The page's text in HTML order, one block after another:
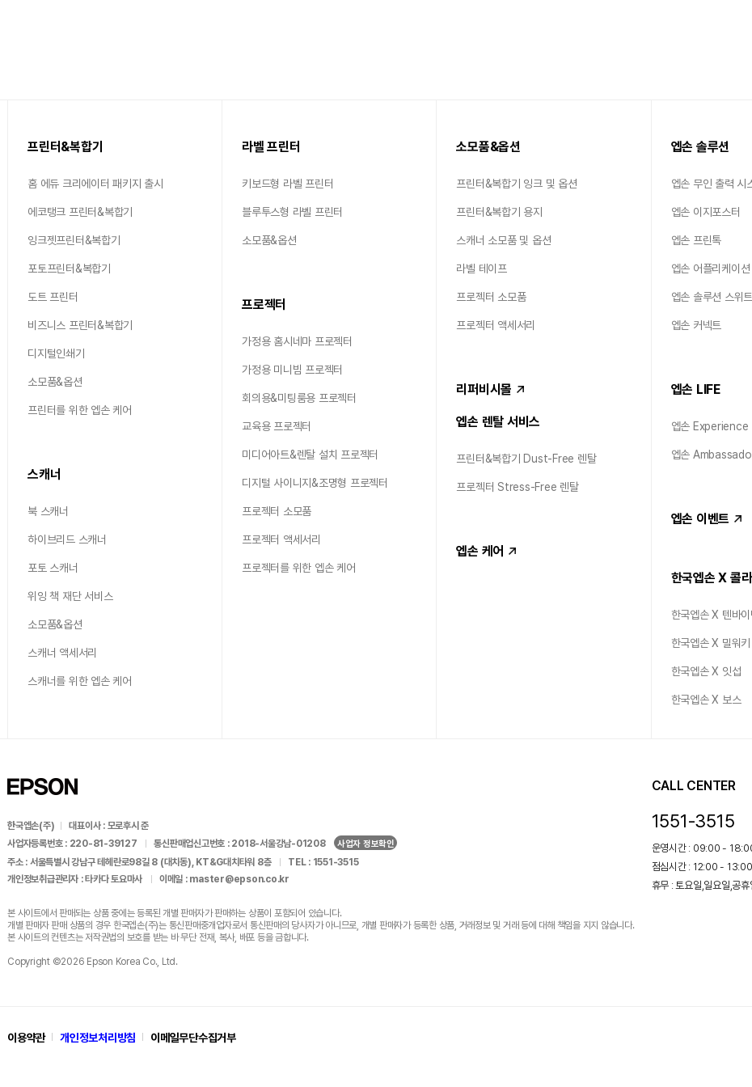
프린터&복합기
홈 에듀 크리에이터 패키지 출시
에코탱크 프린터&복합기
잉크젯프린터&복합기
포토프린터&복합기
도트 프린터
비즈니스 프린터&복합기
디지털인쇄기
소모품&옵션
프린터를 위한 엡손 케어
스캐너
북 스캐너
하이브리드 스캐너
포토 스캐너
위잉 책 재단 서비스
소모품&옵션
스캐너 액세서리
스캐너를 위한 엡손 케어
라벨 프린터
키보드형 라벨 프린터
블루투스형 라벨 프린터
소모품&옵션
프로젝터
가정용 홈시네마 프로젝터
가정용 미니빔 프로젝터
회의용&미팅룸용 프로젝터
교육용 프로젝터
미디어아트&렌탈 설치 프로젝터
디지털 사이니지&조명형 프로젝터
프로젝터 소모품
프로젝터 액세서리
프로젝터를 위한 엡손 케어
소모품&옵션
프린터&복합기 잉크 및 옵션
프린터&복합기 용지
스캐너 소모품 및 옵션
라벨 테이프
프로젝터 소모품
프로젝터 액세서리
리퍼비시몰
엡손 렌탈 서비스
프린터&복합기 Dust-Free 렌탈
프로젝터 Stress-Free 렌탈
엡손 케어
엡손 솔루션
엡손 무인 출력 시
엡손 이지포스터
엡손 프린톡
엡손 어플리케이션
엡손 솔루션 스위트
엡손 커넥트
엡손 LIFE
엡손 Experience
엡손
엡손 이벤트
한국엡손 X 콜
한국엡손 X 텐바이
한국엡손 X 밀워키
한국엡손 X 잇섭
한국엡손 X 보스
한국엡손(주)
대표이사 : 모로후시 준
사업자등록번호 : 220-81-39127
통신판매업신고번호 : 2018-서울강남-01208 사업자 정보확인
주소 : 서울특별시 강남구 테헤란로98길 8 (대치동), KT&G대치타워 8층
TEL : 1551-3515
개인정보취급관리자 : 타카다 토요마사
이메일 : master@epson.co.kr
본 사이트에서 판매되는 상품 중에는 등록된 개별 판매자가판매하는 상품이 포함되어 있습니다.
개별 판매자 판매 상품의 경우 한국엡손(주)는 통신판매중개업자로서 통신판매의 당사자가 아니므로, 개별 판매자가 등록한 상품, 거래정보 및 거래 등에 대해 책임을 지지 않습니다.
본 사이트의 컨텐츠는 저작권법의 보호를 받는 바무단 전재, 복사, 배포 등을 금합니다.
Copyright ©2026 Epson Korea Co., Ltd.
CALL CENTER
1551-3515
운영시간 : 09:00 -
점심시간 : 12:00 - 13:00
휴무 : 토요일,일요일,공휴
이용약관 개인정보처리방침 이메일무단수집거부